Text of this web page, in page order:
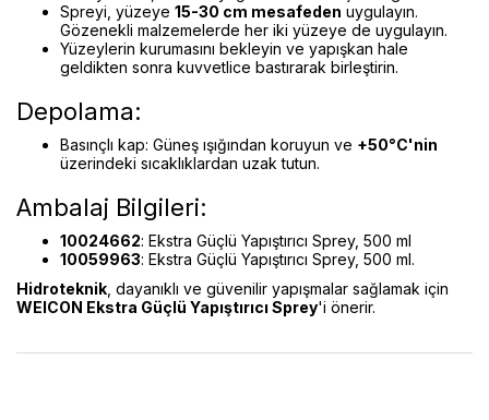
Spreyi, yüzeye 15-30 cm mesafeden uygulayın.
Gözenekli malzemelerde her iki yüzeye de uygulayın.
Yüzeylerin kurumasını bekleyin ve yapışkan hale
geldikten sonra kuvvetlice bastırarak birleştirin.
Depolama:
Basınçlı kap: Güneş ışığından koruyun ve +50°C'nin
üzerindeki sıcaklıklardan uzak tutun.
Ambalaj Bilgileri:
10024662: Ekstra Güçlü Yapıştırıcı Sprey, 500 ml
10059963: Ekstra Güçlü Yapıştırıcı Sprey, 500 ml.
Hidroteknik , dayanıklı ve güvenilir yapışmalar sağlamak için
WEICON Ekstra Güçlü Yapıştırıcı Sprey'i önerir.